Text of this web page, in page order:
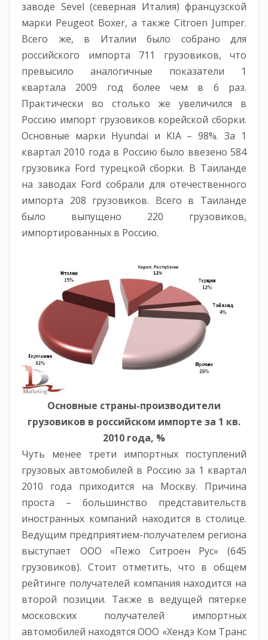
заводе Sevel (северная Италия) французской
марки Peugeot Boxer, а также Citroen Jumper.
Всего же, в Италии было собрано для
российского импорта 711 грузовиков, что
превысило аналогичные показатели 1
квартала 2009 год более чем в 6 раз.
Практически во столько же увеличился в
Россию импорт грузовиков корейской сборки.
Основные марки Hyundai и KIA – 98%. За 1
квартал 2010 года в Россию было ввезено 584
грузовика Ford турецкой сборки. В Таиланде
на заводах Ford собрали для отечественного
импорта 208 грузовиков. Всего в Таиланде
было выпущено 220 грузовиков,
импортированных в Россию.
Основные страны-производители
грузовиков в российском импорте за 1 кв.
2010 года, %
Чуть менее трети импортных поступлений
грузовых автомобилей в Россию за 1 квартал
2010 года приходится на Москву. Причина
проста – большинство представительств
иностранных компаний находится в столице.
Ведущим предприятием-получателем региона
выступает ООО «Пежо Ситроен Рус» (645
грузовиков). Стоит отметить, что в общем
рейтинге получателей компания находится на
второй позиции. Также в ведущей пятерке
московских получателей импортных
автомобилей находятся ООО «Хендэ Ком Транс